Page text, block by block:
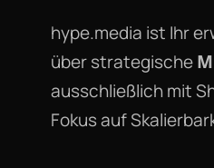
hype.media ist Ihr
über strategische
ausschließlich mit
Fokus auf